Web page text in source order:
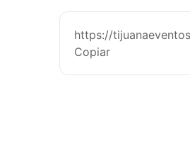
https://
Copiar